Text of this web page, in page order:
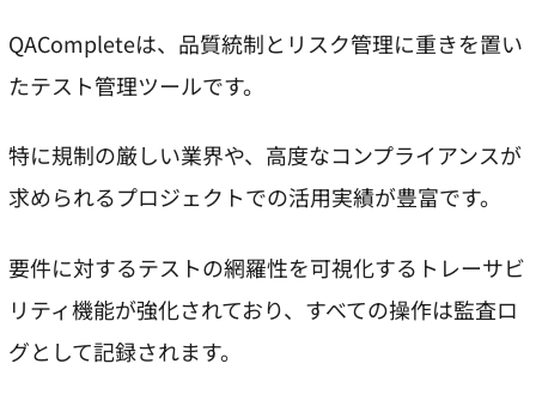
QACompleteは、品質統制とリスク管理に重きを置い
たテスト管理ツールです。
特に規制の厳しい業界や、高度なコンプライアンスが
求められるプロジェクトでの活用実績が豊富です。
要件に対するテストの網羅性を可視化するトレーサビ
リティ機能が強化されており、すべての操作は監査ロ
グとして記録されます。